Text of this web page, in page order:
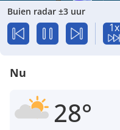
Buien radar ±3 uur
1x
Nu
28°